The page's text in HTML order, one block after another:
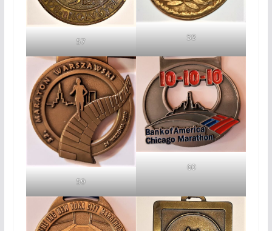
57 58
59
60